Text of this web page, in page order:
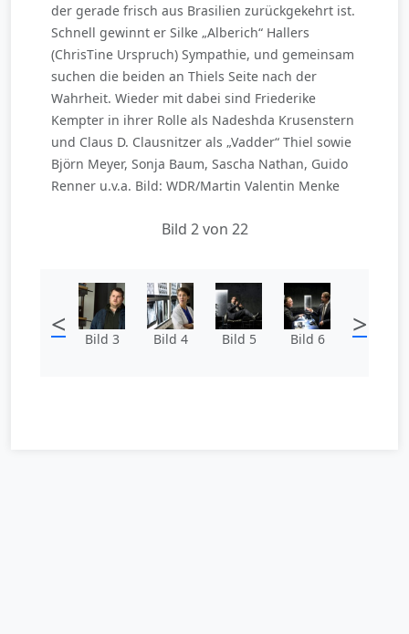
der gerade frisch aus Brasilien zurückgekehrt ist.
Schnell gewinnt er Silke „Alberich“ Hallers
(ChrisTine Urspruch) Sympathie, und gemeinsam
suchen die beiden an Thiels Seite nach der
Wahrheit. Wieder mit dabei sind Friederike
Kempter in ihrer Rolle als Nadeshda Krusenstern
und Claus D. Clausnitzer als „Vadder“ Thiel sowie
Björn Meyer, Sonja Baum, Sascha Nathan, Guido
Renner u.v.a. Bild: WDR/Martin Valentin Menke
Bild 2 von 22
< Bild 3 Bild 4 Bild 5 Bild 6 >